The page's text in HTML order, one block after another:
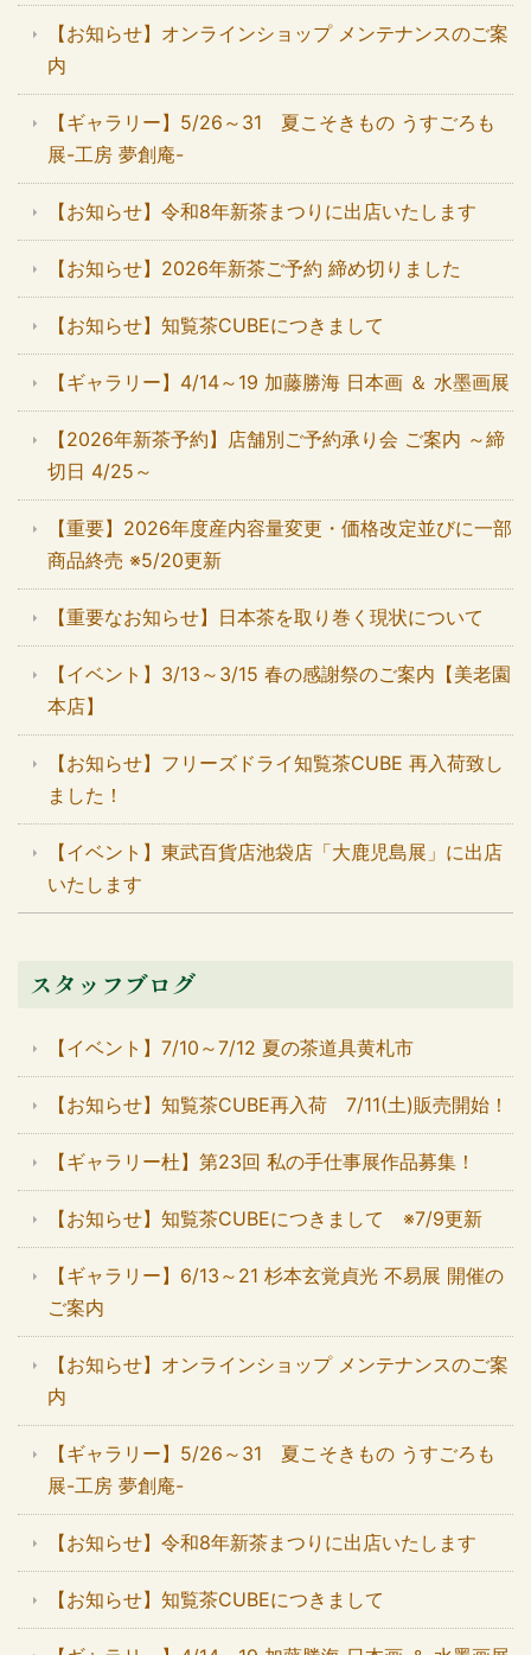
【お知らせ】オンラインショップ メンテナンスのご案
内
【ギャラリー】5/26～31 夏こそきもの うすごろも
展-工房 夢創庵-
【お知らせ】令和8年新茶まつりに出店いたします
【お知らせ】2026年新茶ご予約 締め切りました
【お知らせ】知覧茶CUBEにつきまして
【ギャラリー】4/14～19 加藤勝海 日本画 ＆ 水墨画展
【2026年新茶予約】店舗別ご予約承り会 ご案内 ～締
切日 4/25～
【重要】2026年度産内容量変更・価格改定並びに一部
商品終売 ※5/20更新
【重要なお知らせ】日本茶を取り巻く現状について
【イベント】3/13～3/15 春の感謝祭のご案内【美老園
本店】
【お知らせ】フリーズドライ知覧茶CUBE 再入荷致し
ました！
【イベント】東武百貨店池袋店「大鹿児島展」に出店
いたします
スタッフブログ
【イベント】7/10～7/12 夏の茶道具黄札市
【お知らせ】知覧茶CUBE再入荷 7/11(土)販売開始！
【ギャラリー杜】第23回 私の手仕事展作品募集！
【お知らせ】知覧茶CUBEにつきまして ※7/9更新
【ギャラリー】6/13～21 杉本玄覚貞光 不易展 開催の
ご案内
【お知らせ】オンラインショップ メンテナンスのご案
内
【ギャラリー】5/26～31 夏こそきもの うすごろも
展-工房 夢創庵-
【お知らせ】令和8年新茶まつりに出店いたします
【お知らせ】知覧茶CUBEにつきまして